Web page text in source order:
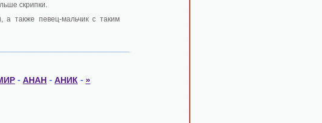
скрипки.
а также певец-мальчик с таким
- АНАН - АНИК - »